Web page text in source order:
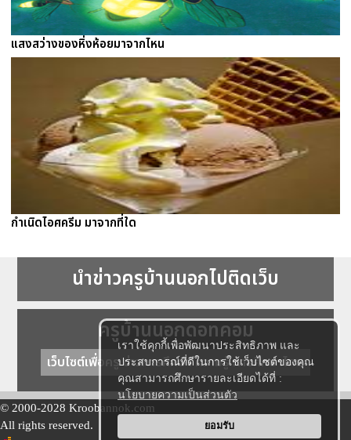
เราใช้คุกกี้เพื่อพัฒนาประสิทธิภาพ และ
ประสบการณ์ที่ดีในการใช้เว็บไซต์ของคุณ
คุณสามารถศึกษารายละเอียดได้ที่ :
นโยบายความเป็นส่วนตัว
ยอมรับ
แสงสว่างของหิ่งห้อยมาจากไหน
กำเนิดไอศครีม มาจากที่ใด
นำข่าวครูบ้านนอกไปติดเว็บ
ครูบ้านนอกดอทคอม
เว็บไซต์เพื่อครู ข่าวการศึกษา ความรู้ การศึกษาไทย
© 2000-2028 Kroobannok.com
All rights reserved.